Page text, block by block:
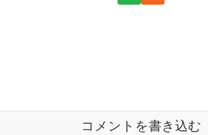
コメントを書き込む